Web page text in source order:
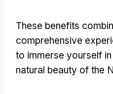
These benefits
comprehensive
to immerse yourself
natural beauty of the